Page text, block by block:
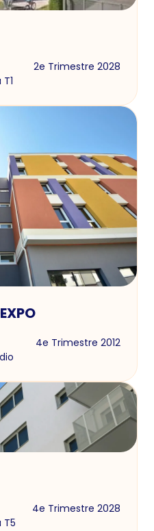
2e Trimestre 2028
4e Trimestre 2012
4e Trimestre 2028
T5